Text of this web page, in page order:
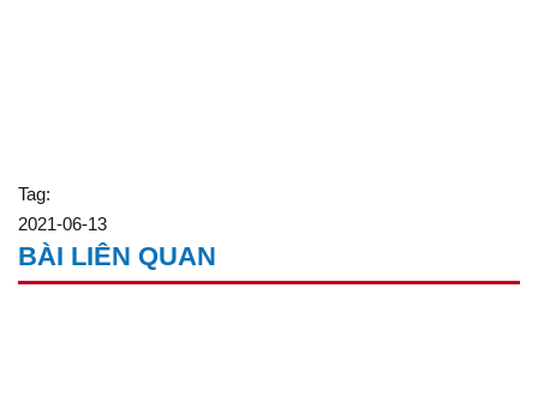
Tag:
2021-06-13
BÀI LIÊN QUAN